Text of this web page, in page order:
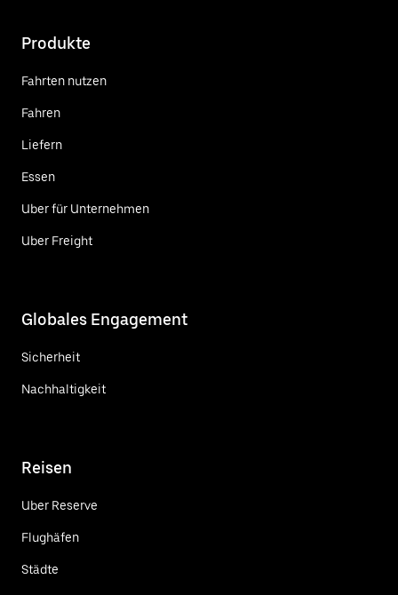
Produkte
Fahrten nutzen
Fahren
Liefern
Essen
Uber für Unternehmen
Uber Freight
Globales Engagement
Sicherheit
Nachhaltigkeit
Reisen
Uber Reserve
Flughäfen
Städte